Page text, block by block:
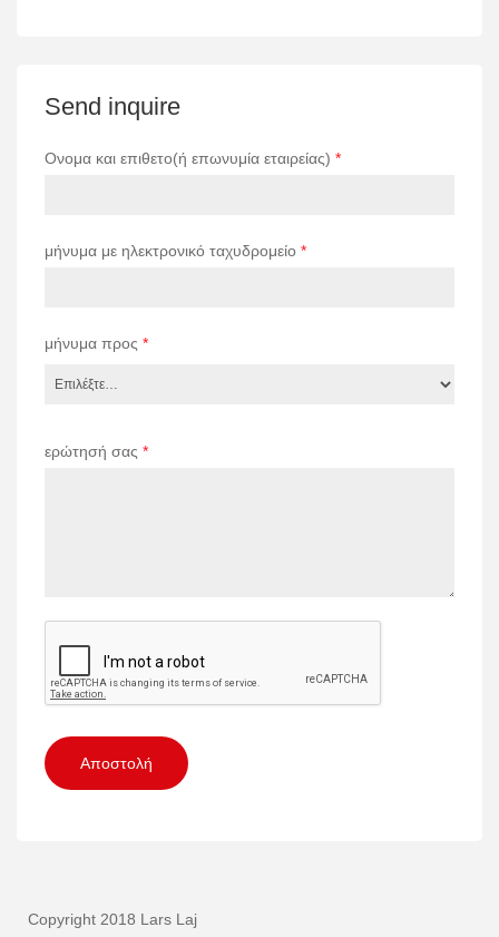
Send inquire
Ονομα και επιθετο(ή επωνυμία εταιρείας) *
μήνυμα με ηλεκτρονικό ταχυδρομείο *
μήνυμα προς *
ερώτησή σας *
Copyright 2018 Lars Laj